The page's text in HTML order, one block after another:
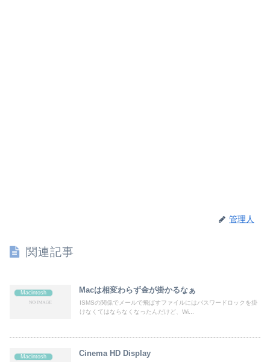
管理人
関連記事
Macintosh Macは相変わらず金が掛かるなぁ
ISMSの関係でメールで飛ばすファイルにはパスワードロックを掛
けなくてはならなくなったんだけど、Wi...
Macintosh Cinema HD Display